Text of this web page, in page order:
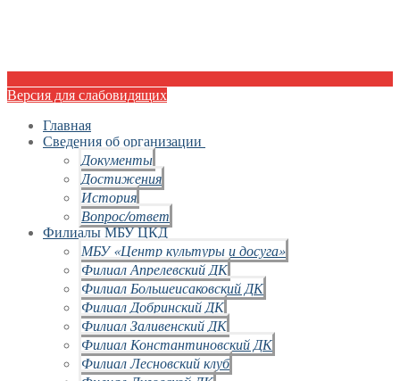
Версия для слабовидящих
Главная
Сведения об организации
Документы
Достижения
История
Вопрос/ответ
Филиалы МБУ ЦКД
МБУ «Центр культуры и досуга»
Филиал Апрелевский ДК
Филиал Большеисаковский ДК
Филиал Добринский ДК
Филиал Заливенский ДК
Филиал Константиновский ДК
Филиал Лесновский клуб